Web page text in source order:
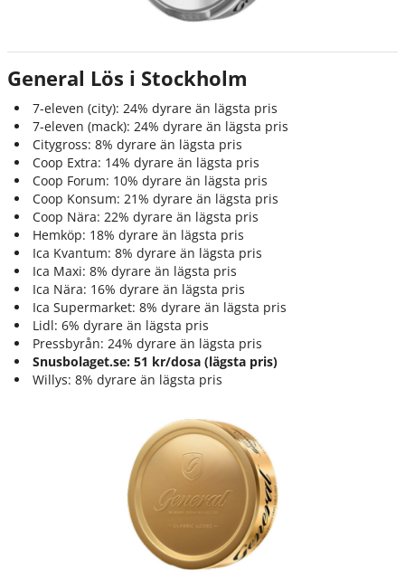
General Lös i Stockholm
7-eleven (city): 24% dyrare än lägsta pris
7-eleven (mack): 24% dyrare än lägsta pris
Citygross: 8% dyrare än lägsta pris
Coop Extra: 14% dyrare än lägsta pris
Coop Forum: 10% dyrare än lägsta pris
Coop Konsum: 21% dyrare än lägsta pris
Coop Nära: 22% dyrare än lägsta pris
Hemköp: 18% dyrare än lägsta pris
Ica Kvantum: 8% dyrare än lägsta pris
Ica Maxi: 8% dyrare än lägsta pris
Ica Nära: 16% dyrare än lägsta pris
Ica Supermarket: 8% dyrare än lägsta pris
Lidl: 6% dyrare än lägsta pris
Pressbyrån: 24% dyrare än lägsta pris
Snusbolaget.se: 51 kr/dosa (lägsta pris)
Willys: 8% dyrare än lägsta pris